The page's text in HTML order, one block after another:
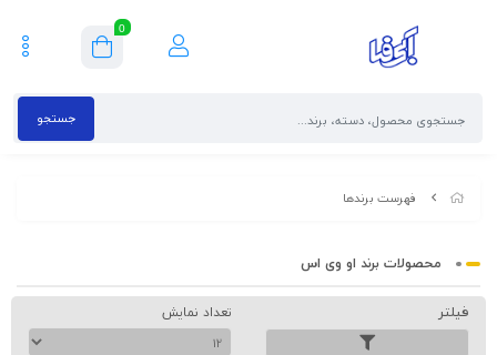
0
جستجو
فهرست برندها
محصولات برند او وی اس
فیلتر تعداد نمایش